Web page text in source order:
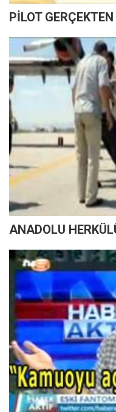
PİLOT
ANADOLU